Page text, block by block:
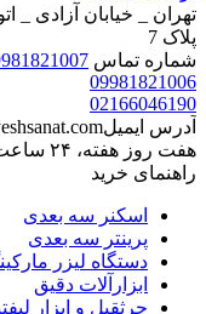
تهران _ خیابان آزادی _
پلاک 7
شماره تماس
09981821006
02166046190
آدرس ایمیل
هفت روز هفته، ۲۴ ساعت شبانه‌روز پاسخگوی شما هستیم.
راهنمای خرید
اسکنر سه بعدی
پرینتر سه بعدی
دستگاه لیزر
ابزارآلات دقیق
جرثقیل و ابزار